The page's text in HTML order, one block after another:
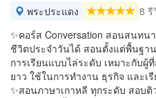
พระประแดง
8 รี
✨คอร์ส​ Conversation สอนสนท
ชีวิตประจำวันได้ สอนตั้งแต่พื้นฐา
การเรียนแบบไล่ระดับ เหมาะกับผู้
ยาว ใช้ในการทำงาน ธุรกิจ และเ
✨สอนภาษาเกาหลี ทุกระดับ สอบติ